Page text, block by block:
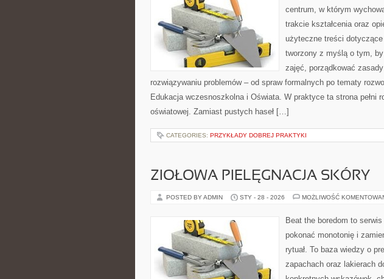
centrum, w którym
trakcie kształcenia oraz
użyteczne treści
tworzony z myślą o tym,
zajęć, porządkować
rozwiązywaniu problemów – od spraw formalnych po tematy
Edukacja wczesnoszkolna i Oświata. W praktyce ta strona pełni
oświatowej. Zamiast pustych haseł […]
CATEGORIES: PRZYKŁADY DOBREJ PRAKTYKI
ZIOŁOWA PIELĘGNACJA SKÓRY
POSTED BY ADMIN STY - 28 - 2026 MOŻLIWOŚĆ
Beat the boredom to
pokonać monotonię i
rytuał. To baza wiedzy o
zapachach oraz lakierach